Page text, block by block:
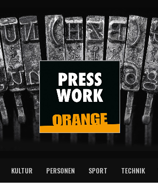
KULTUR PERSONEN SPORT TECHNIK